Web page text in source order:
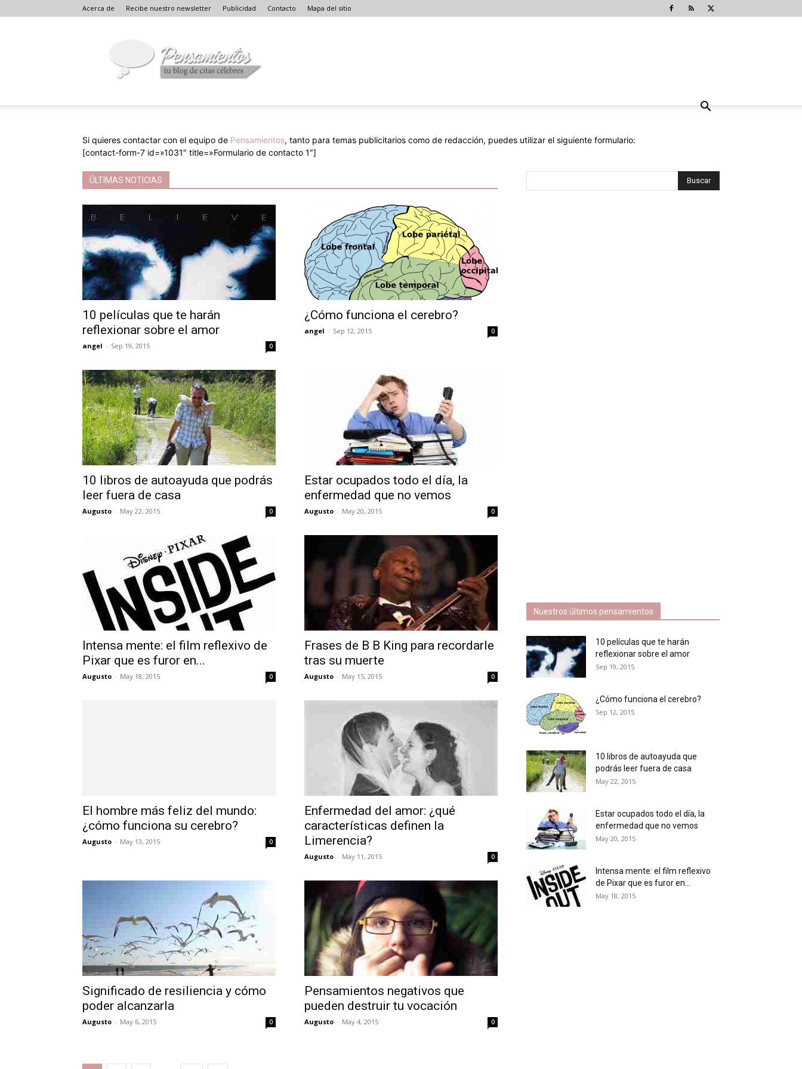
Acerca de Recibe nuestro newsletter Publicidad Contacto Mapa del sitio
amor,
frases
y
recuerdos
Si quieres contactar con el equipo de Pensamientos, tanto para temas publicitarios como de redacción, puedes utilizar el siguiente formulario:
[contact-form-7 id=»1031″ title=»Formulario de contacto 1″]
ÚLTIMAS NOTICIAS
10 películas que te harán
reflexionar sobre el amor
angel - Sep 19, 2015 0
¿Cómo funciona el cerebro?
angel - Sep 12, 2015 0
10 libros de autoayuda que podrás
leer fuera de casa
Augusto - May 22, 2015 0
Estar ocupados todo el día, la
enfermedad que no vemos
Augusto - May 20, 2015 0
Intensa mente: el film reflexivo de
Pixar que es furor en...
Augusto - May 18, 2015 0
Frases de B B King para recordarle
tras su muerte
Augusto - May 15, 2015 0
El hombre más feliz del mundo:
¿cómo funciona su cerebro?
Augusto - May 13, 2015 0
Enfermedad del amor: ¿qué
características definen la
Limerencia?
Augusto - May 11, 2015 0
Significado de resiliencia y cómo
poder alcanzarla
Augusto - May 6, 2015 0
Pensamientos negativos que
pueden destruir tu vocación
Augusto - May 4, 2015 0
Nuestros últimos pensamientos
10 películas que te harán
reflexionar sobre el amor
Sep 19, 2015
¿Cómo funciona el cerebro?
Sep 12, 2015
10 libros de autoayuda que
podrás leer fuera de casa
May 22, 2015
Estar ocupados todo el día, la
enfermedad que no vemos
May 20, 2015
Intensa mente: el film reflexivo
de Pixar que es furor en...
May 18, 2015